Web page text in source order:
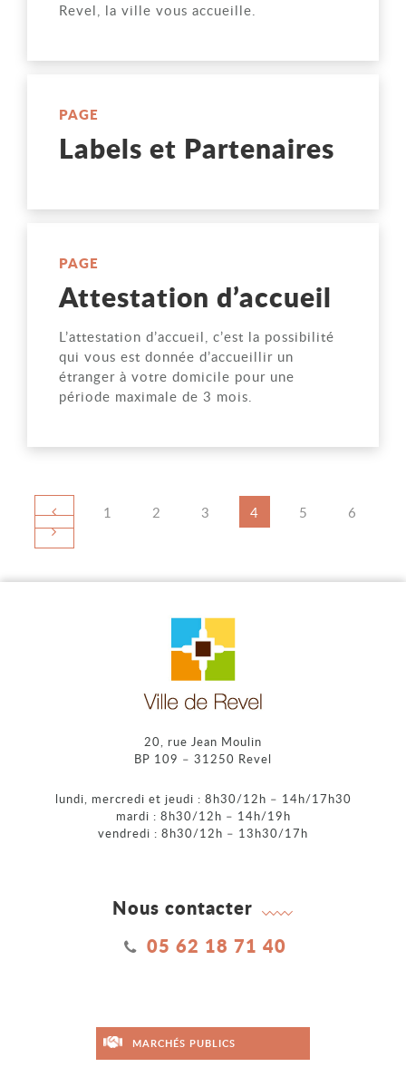
Revel, la ville vous accueille.
PAGE
Labels et Partenaires
PAGE
Attestation d’accueil
L’attestation d’accueil, c’est la possibilité
qui vous est donnée d’accueillir un
étranger à votre domicile pour une
période maximale de 3 mois.
Navigation
Page précédente
Page
1 Page
2 Page
3 Page
4 Page
5 Page
6
Page suivante
20, rue Jean Moulin
BP 109 – 31250 Revel
lundi, mercredi et jeudi : 8h30/12h – 14h/17h30
mardi : 8h30/12h – 14h/19h
vendredi : 8h30/12h – 13h30/17h
Nous contacter
05 62 18 71 40
MARCHÉS PUBLICS